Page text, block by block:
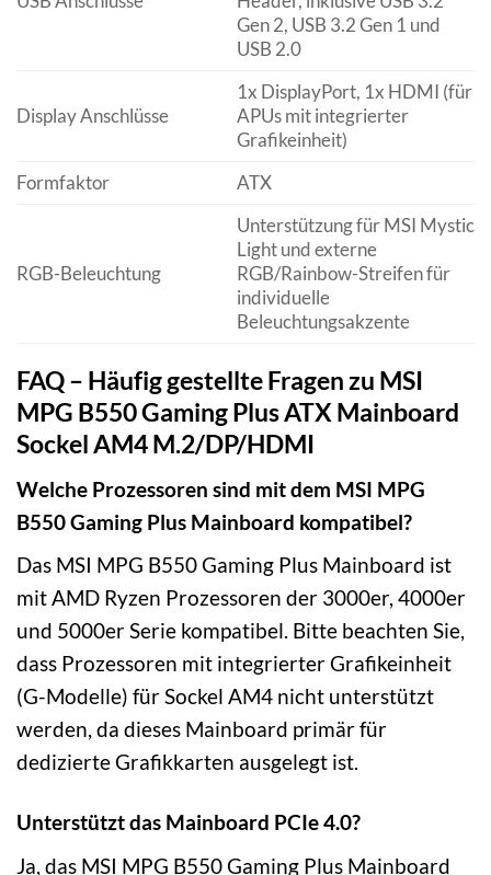
Gen 2, USB 3.2 Gen 1 und
USB 2.0
Display Anschlüsse
1x DisplayPort, 1x HDMI (für
APUs mit integrierter
Grafikeinheit)
Formfaktor
ATX
RGB-Beleuchtung
Unterstützung für MSI Mystic
Light und externe
RGB/Rainbow-Streifen für
individuelle
Beleuchtungsakzente
FAQ – Häufig gestellte Fragen zu MSI
MPG B550 Gaming Plus ATX Mainboard
Sockel AM4 M.2/DP/HDMI
Welche Prozessoren sind mit dem MSI MPG
B550 Gaming Plus Mainboard kompatibel?
Das MSI MPG B550 Gaming Plus Mainboard ist
mit AMD Ryzen Prozessoren der 3000er, 4000er
und 5000er Serie kompatibel. Bitte beachten Sie,
dass Prozessoren mit integrierter Grafikeinheit
(G-Modelle) für Sockel AM4 nicht unterstützt
werden, da dieses Mainboard primär für
dedizierte Grafikkarten ausgelegt ist.
Unterstützt das Mainboard PCIe 4.0?
Ja, das MSI MPG B550 Gaming Plus Mainboard